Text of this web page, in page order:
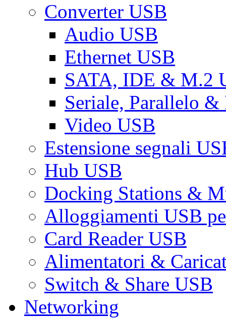
Converter USB
Audio USB
Ethernet USB
SATA, IDE & M.2
Seriale, Parallelo &
Video USB
Estensione segnali
Hub USB
Docking Stations &
Alloggiamenti USB
Card Reader USB
Alimentatori &
Switch & Share USB
Networking